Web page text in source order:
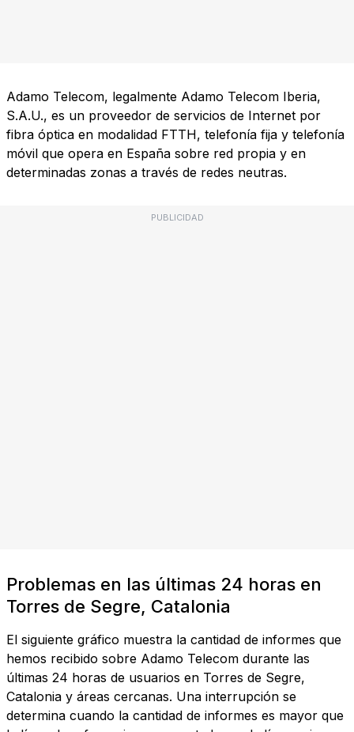
Adamo Telecom, legalmente Adamo Telecom Iberia,
S.A.U., es un proveedor de servicios de Internet por
fibra óptica en modalidad FTTH, telefonía fija y telefonía
móvil que opera en España sobre red propia y en
determinadas zonas a través de redes neutras.
PUBLICIDAD
Problemas en las últimas 24 horas en
Torres de Segre, Catalonia
El siguiente gráfico muestra la cantidad de informes que
hemos recibido sobre Adamo Telecom durante las
últimas 24 horas de usuarios en Torres de Segre,
Catalonia y áreas cercanas. Una interrupción se
determina cuando la cantidad de informes es mayor que